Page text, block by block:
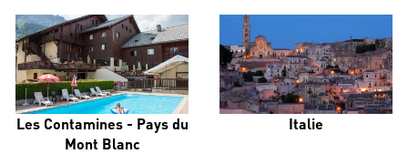
Les Contamines - Pays du
Mont Blanc
Italie